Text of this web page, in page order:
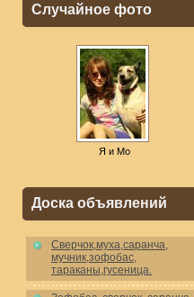
Случайное фото
Я и Мо
Доска объявлений
Cверчок,муха,саранча,
мучник,зофобас,
тараканы,гусеница.